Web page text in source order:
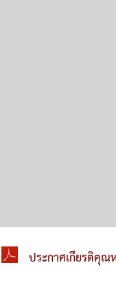
ประกาศเกียรติคุ